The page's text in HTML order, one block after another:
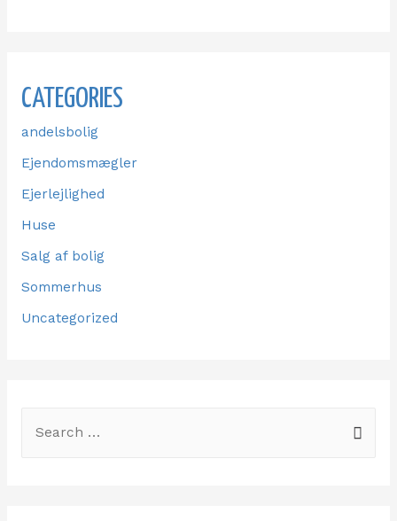
CATEGORIES
andelsbolig
Ejendomsmægler
Ejerlejlighed
Huse
Salg af bolig
Sommerhus
Uncategorized